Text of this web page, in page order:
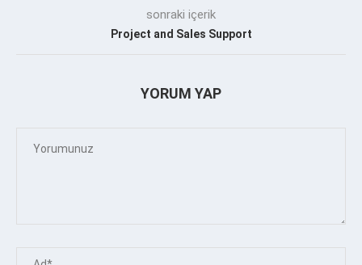
sonraki içerik
Project and Sales Support
YORUM YAP